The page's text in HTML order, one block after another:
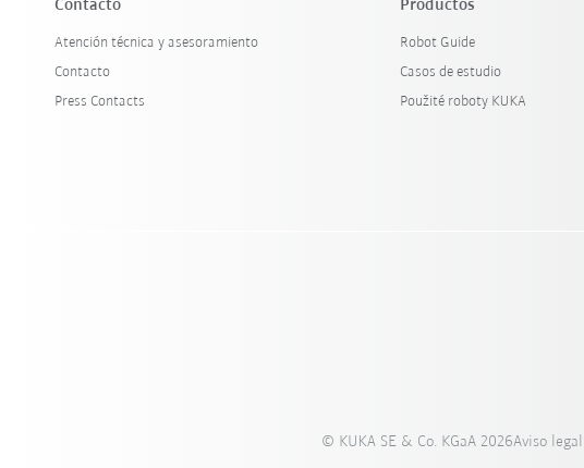
Contacto
Atención técnica y asesoramiento
Contacto
Press Contacts
Productos
Robot Guide
Casos de estudio
Použité roboty KUKA
© KUKA SE & Co. KGaA 2026Aviso legal